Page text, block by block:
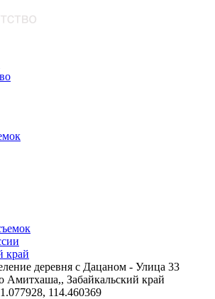
край
деревня с Дацаном - Улица 33
Амитхаша,, Забайкальский край
114.460369